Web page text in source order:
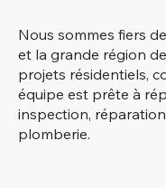
Nous sommes fiers
et la grande région
projets résidentiels,
équipe est prête à
inspection,
plomberie.